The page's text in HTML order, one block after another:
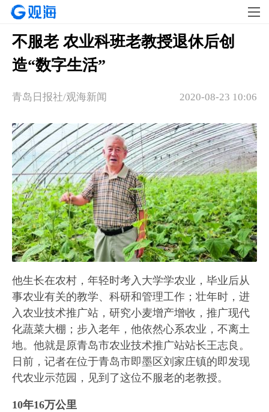
不服老 农业科班老教授退休后创
造“数字生活”
2020-08-23 10:06
青岛日报社/观海新闻
他生长在农村，年轻时考入大学学农业，毕业后从
事农业有关的教学、科研和管理工作；壮年时，进
入农业技术推广站，研究小麦增产增收，推广现代
化蔬菜大棚；步入老年，他依然心系农业，不离土
地。他就是原青岛市农业技术推广站站长王志良。
日前，记者在位于青岛市即墨区刘家庄镇的即发现
代农业示范园，见到了这位不服老的老教授。
10年16万公里